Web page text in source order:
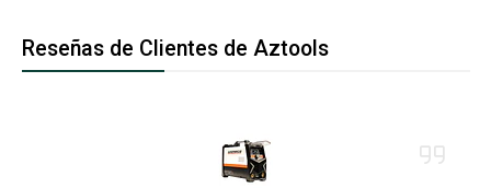
Reseñas de Clientes de Aztools